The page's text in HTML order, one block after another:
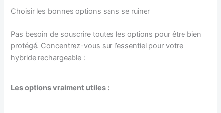
Choisir les bonnes options sans se ruiner
Pas besoin de souscrire toutes les options pour être bien
protégé. Concentrez-vous sur l’essentiel pour votre
hybride rechargeable :
Les options vraiment utiles :